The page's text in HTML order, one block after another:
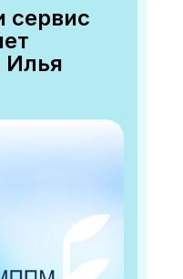
сервис
Илья